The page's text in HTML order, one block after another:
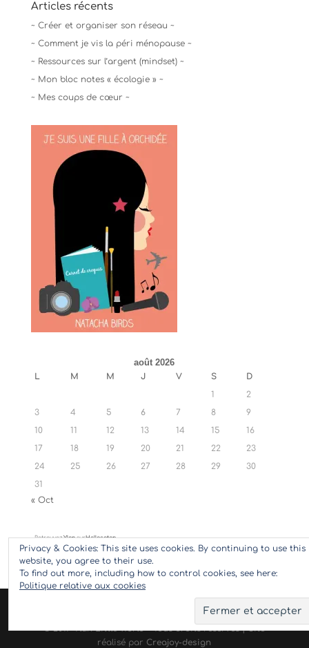
Articles récents
~ Créer et organiser son réseau ~
~ Comment je vis la péri ménopause ~
~ Ressources sur l’argent (mindset) ~
~ Mon bloc notes « écologie » ~
~ Mes coups de cœur ~
août 2026
L M M J V S
D
1
2
3
4 5 6 7 8
9
10
11 12 13 14 15
16
17
18 19 20 21 22
23
24
25 26 27 28 29
30
31
« Oct
RetrouvezYlansurHellocoton
Privacy & Cookies: This site uses cookies. By continuing to use this
website, you agree to their use.
To find out more, including how to control cookies, see here:
Politique relative aux cookies
© 2017 Ylan Little World - Tous droits réservés | Site
réalisé par Creajoy-design